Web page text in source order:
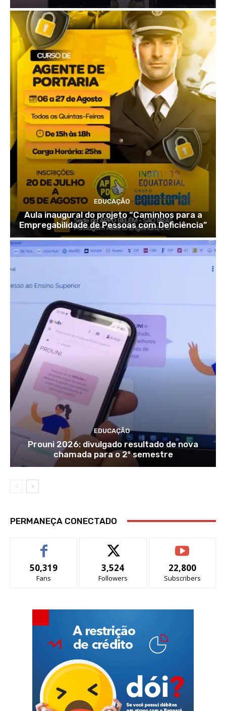
EDUCAÇÃO
Aula inaugural do projeto “Caminhos para a
Empregabilidade de Pessoas com Deficiência”
EDUCAÇÃO
Prouni 2026: divulgado resultado de nova
chamada para o 2º semestre
PERMANEÇA CONECTADO
50,319
Fans
3,524
Followers
22,800
Subscribers